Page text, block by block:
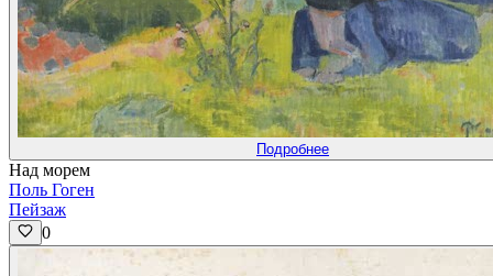
Подробнее
Над морем
Поль Гоген
Пейзаж
0